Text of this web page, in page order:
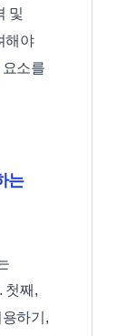
및
해야
소를
는
첫째,
하기,